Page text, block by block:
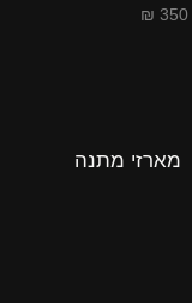
מארזי מתנה